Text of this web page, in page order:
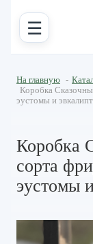
☰
На главную -
Коробка
эустомы и
Коробка
сорта
эустомы